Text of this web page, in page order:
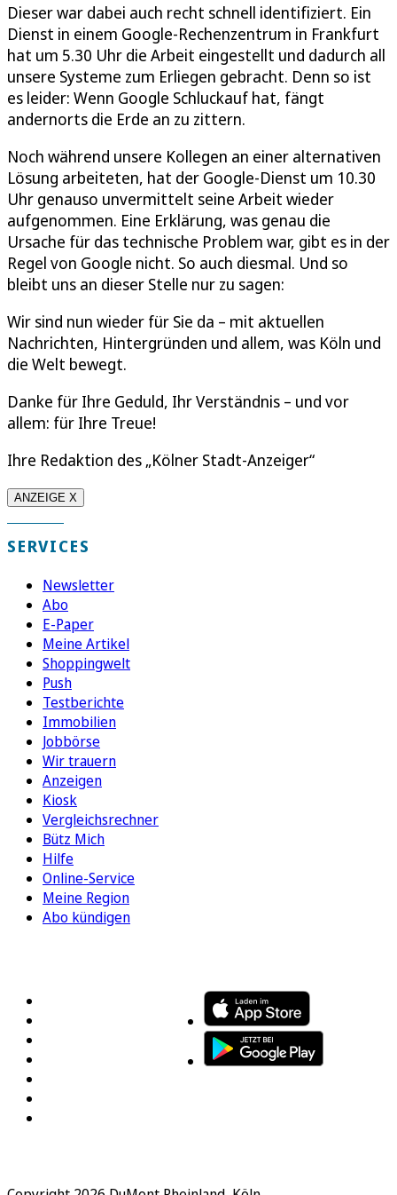
Dieser war dabei auch recht schnell identifiziert. Ein
Dienst in einem Google-Rechenzentrum in Frankfurt
hat um 5.30 Uhr die Arbeit eingestellt und dadurch all
unsere Systeme zum Erliegen gebracht. Denn so ist
es leider: Wenn Google Schluckauf hat, fängt
andernorts die Erde an zu zittern.
Noch während unsere Kollegen an einer alternativen
Lösung arbeiteten, hat der Google-Dienst um 10.30
Uhr genauso unvermittelt seine Arbeit wieder
aufgenommen. Eine Erklärung, was genau die
Ursache für das technische Problem war, gibt es in der
Regel von Google nicht. So auch diesmal. Und so
bleibt uns an dieser Stelle nur zu sagen:
Wir sind nun wieder für Sie da – mit aktuellen
Nachrichten, Hintergründen und allem, was Köln und
die Welt bewegt.
Danke für Ihre Geduld, Ihr Verständnis – und vor
allem: für Ihre Treue!
Ihre Redaktion des „Kölner Stadt-Anzeiger“
ANZEIGE X
SERVICES
Newsletter
Abo
E-Paper
Meine Artikel
Shoppingwelt
Push
Testberichte
Immobilien
Jobbörse
Wir trauern
Anzeigen
Kiosk
Vergleichsrechner
Bütz Mich
Hilfe
Online-Service
Meine Region
Abo kündigen